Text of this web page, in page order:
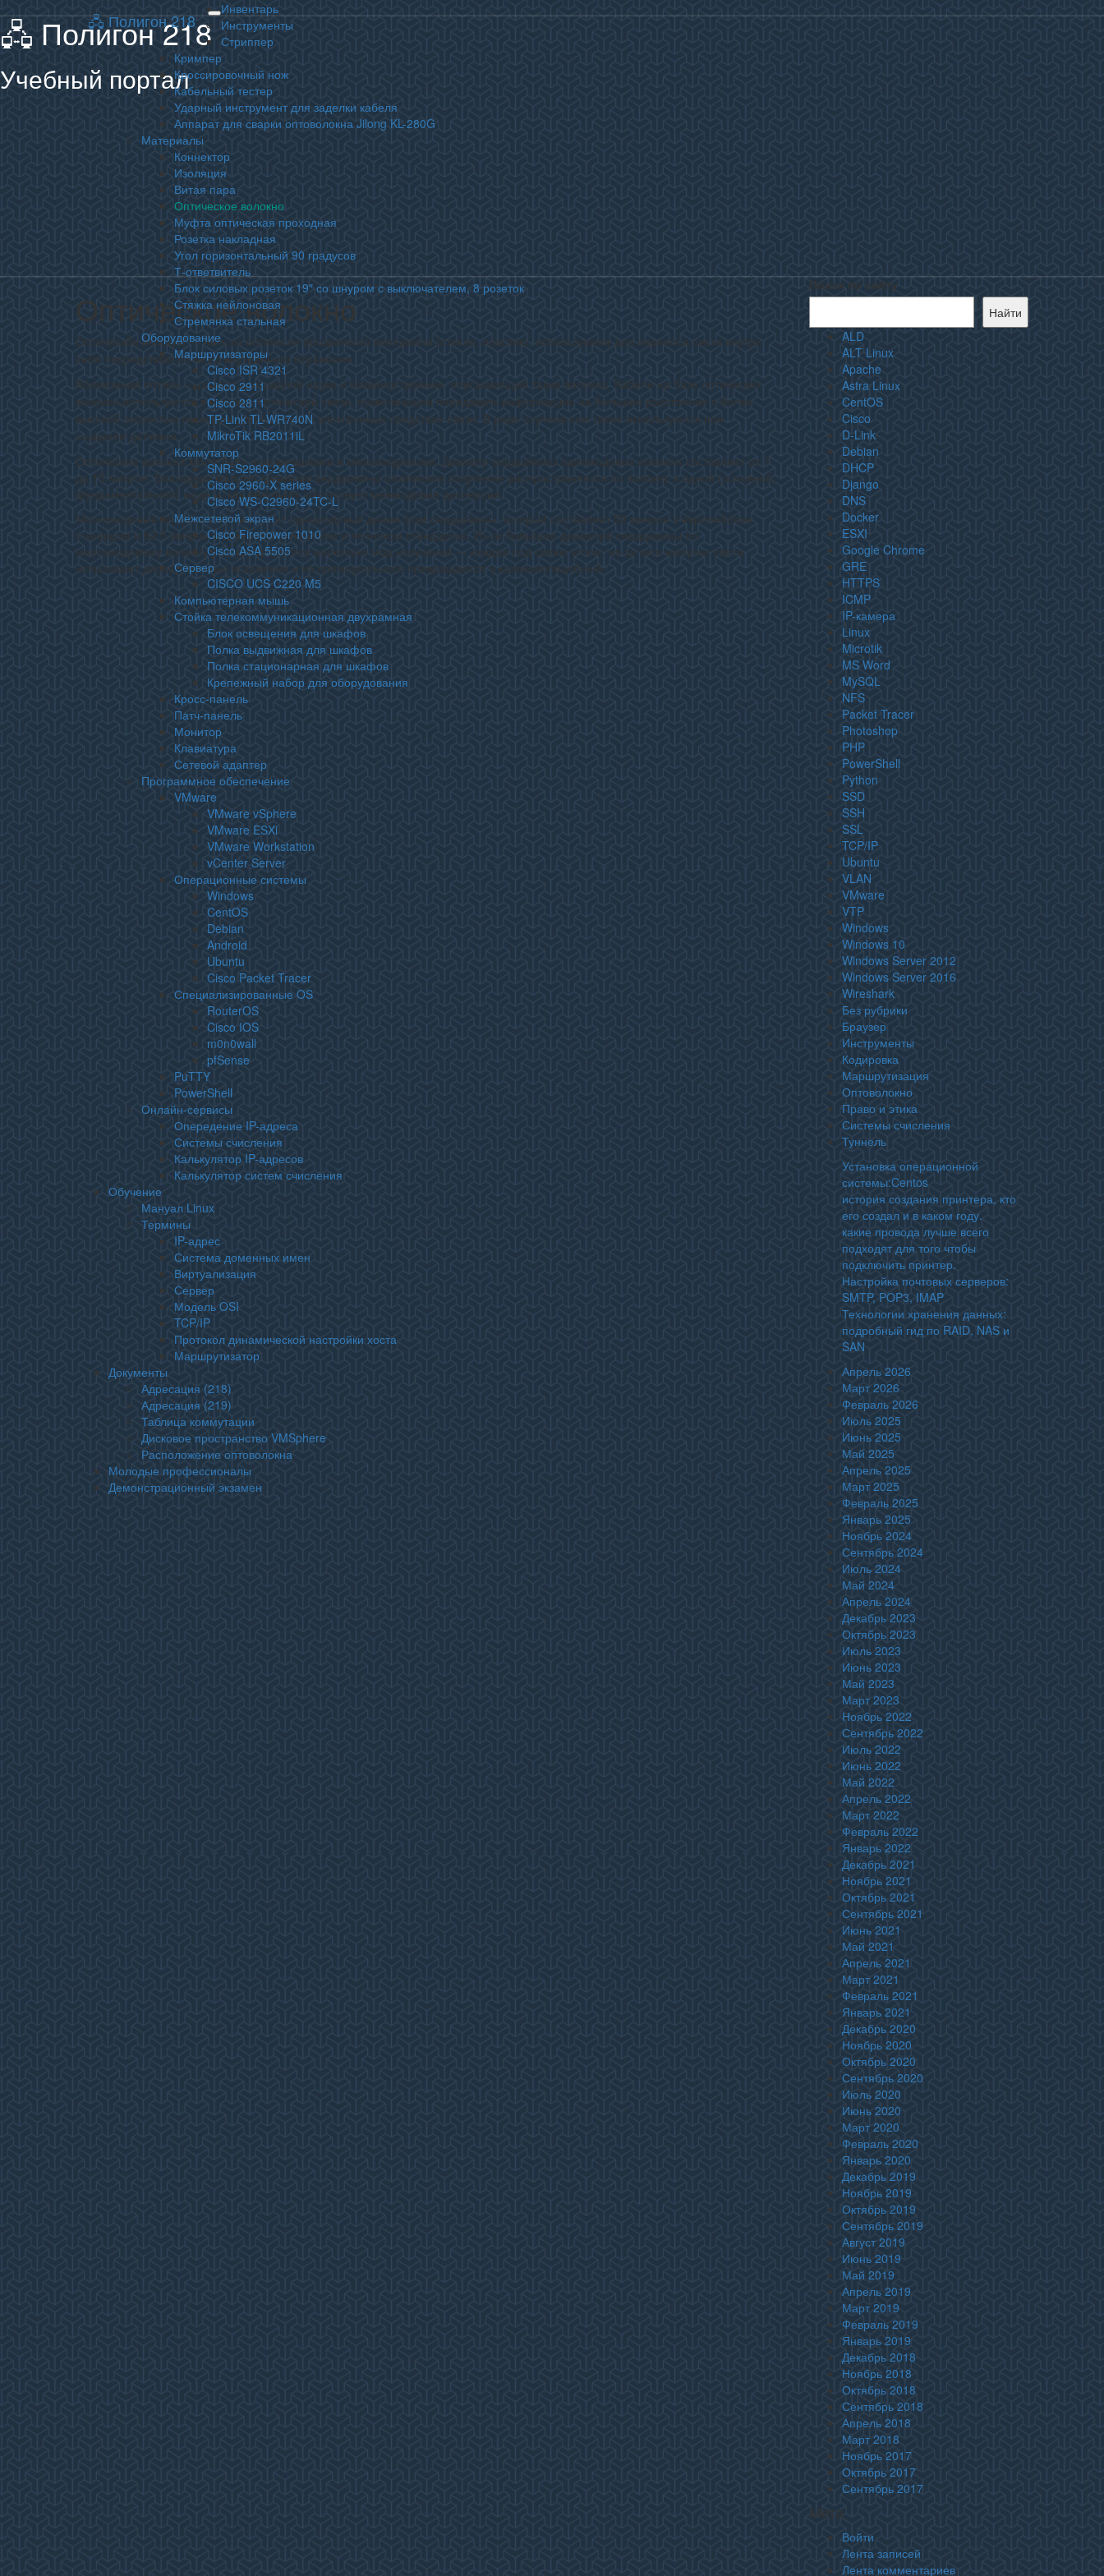
Toggle
navigation
🖧 Полигон 218
Инвентарь
Инструменты
Стриппер
Кримпер
Кроссировочный нож
Кабельный тестер
Ударный инструмент для заделки кабеля
Аппарат для сварки оптоволокна Jilong KL-280G
Материалы
Коннектор
Изоляция
Витая пара
Оптическое волокно
Муфта оптическая проходная
Розетка накладная
Угол горизонтальный 90 градусов
Т-ответвитель
Блок силовых розеток 19″ со шнуром с выключателем, 8 розеток
Стяжка нейлоновая
Стремянка стальная
Оборудование
Маршрутизаторы
Cisco ISR 4321
Cisco 2911
Cisco 2811
TP-Link TL-WR740N
MikroTik RB2011iL
Коммутатор
SNR-S2960-24G
Cisco 2960-X series
Cisco WS-C2960-24TC-L
Межсетевой экран
Cisco Firepower 1010
Cisco ASA 5505
Сервер
CISCO UCS C220 M5
Компьютерная мышь
Стойка телекоммуникационная двухрамная
Блок освещения для шкафов
Полка выдвижная для шкафов
Полка стационарная для шкафов
Крепежный набор для оборудования
Кросс-панель
Патч-панель
Монитор
Клавиатура
Сетевой адаптер
Программное обеспечение
VMware
VMware vSphere
VMware ESXi
VMware Workstation
vCenter Server
Операционные системы
Windows
CentOS
Debian
Android
Ubuntu
Cisco Packet Tracer
Специализированные OS
RouterOS
Cisco IOS
m0n0wall
pfSense
PuTTY
PowerShell
Онлайн-сервисы
Опередение IP-адреса
Системы счисления
Калькулятор IP-адресов
Калькулятор систем счисления
Обучение
Мануал Linux
Термины
IP-адрес
Система доменных имен
Виртуализация
Сервер
Модель OSI
TCP/IP
Протокол динамической настройки хоста
Маршрутизатор
Документы
Адресация (218)
Адресация (219)
Таблица коммутации
Дисковое пространство VMSphere
Расположение оптоволокна
Молодые профессионалы
Демонстрационный экзамен
🖧 Полигон 218
Учебный портал
Оптическое
волокно
Оптическое волокно
Оптическое волокно — нить из оптически прозрачного материала (стекло, пластик), используемая для переноса света внутри
себя посредством полного внутреннего отражения.
Волоконная оптика — раздел прикладной науки и машиностроения, описывающий такие волокна. Кабели на базе оптических
волокон используются в волокно-оптической связи, позволяющей передавать информацию на бо́льшие расстояния с более
высокой скоростью передачи данных, чем в электронных средствах связи. В ряде случаев они также используются при
создании датчиков.
Оптические волокна могут быть одномодовыми и многомодовыми. Диаметр сердцевины одномодовых волокон составляет от 7
до 10 микрон. Благодаря малому диаметру сердцевины оптическое излучение распространяется по волокну в одной (основной,
фундаментальной) моде и, как результат, отсутствует межмодовая дисперсия.
Многомодовые волокна отличаются от одномодовых диаметром сердцевины, который составляет 50 микрон в европейском
стандарте и 62.5 микрон в североамериканском и японском стандартах. Из-за большого диаметра сердцевины по
многомодовому волокну распространяется несколько мод излучения — каждая под своим углом, из-за чего импульс света
испытывает дисперсионные искажения и из прямоугольного превращается в колоколоподобный.
Поиск по сайту
Найти
ALD
ALT Linux
Apache
Astra Linux
CentOS
Cisco
D-Link
Debian
DHCP
Django
DNS
Docker
ESXI
Google Chrome
GRE
HTTPS
ICMP
IP-камера
Linux
Microtik
MS Word
MySQL
NFS
Packet Tracer
Photoshop
PHP
PowerShell
Python
SSD
SSH
SSL
TCP/IP
Ubuntu
VLAN
VMware
VTP
Windows
Windows 10
Windows Server 2012
Windows Server 2016
Wireshark
Без рубрики
Браузер
Инструменты
Кодировка
Маршрутизация
Оптоволокно
Право и этика
Системы счисления
Туннель
Установка операционной
системы:Centos
история создания принтера, кто
его создал и в каком году.
какие провода лучше всего
подходят для того чтобы
подключить принтер.
Настройка почтовых серверов:
SMTP, POP3, IMAP
Технологии хранения данных:
подробный гид по RAID, NAS и
SAN
Апрель 2026
Март 2026
Февраль 2026
Июль 2025
Июнь 2025
Май 2025
Апрель 2025
Март 2025
Февраль 2025
Январь 2025
Ноябрь 2024
Сентябрь 2024
Июль 2024
Май 2024
Апрель 2024
Декабрь 2023
Октябрь 2023
Июль 2023
Июнь 2023
Май 2023
Март 2023
Ноябрь 2022
Сентябрь 2022
Июль 2022
Июнь 2022
Май 2022
Апрель 2022
Март 2022
Февраль 2022
Январь 2022
Декабрь 2021
Ноябрь 2021
Октябрь 2021
Сентябрь 2021
Июнь 2021
Май 2021
Апрель 2021
Март 2021
Февраль 2021
Январь 2021
Декабрь 2020
Ноябрь 2020
Октябрь 2020
Сентябрь 2020
Июль 2020
Июнь 2020
Март 2020
Февраль 2020
Январь 2020
Декабрь 2019
Ноябрь 2019
Октябрь 2019
Сентябрь 2019
Август 2019
Июнь 2019
Май 2019
Апрель 2019
Март 2019
Февраль 2019
Январь 2019
Декабрь 2018
Ноябрь 2018
Октябрь 2018
Сентябрь 2018
Апрель 2018
Март 2018
Ноябрь 2017
Октябрь 2017
Сентябрь 2017
Мета
Войти
Лента записей
Лента комментариев